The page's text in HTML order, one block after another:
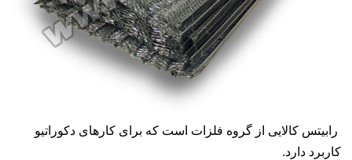
رابیتس کالایی از گروه فلزات است که برای کارهای دکوراتیو
کاربرد دارد.